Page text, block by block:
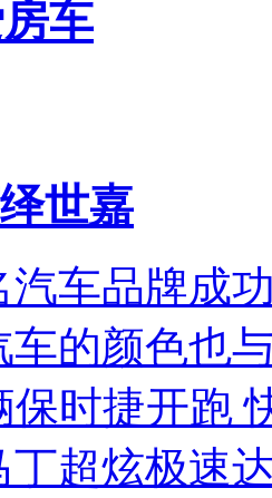
车
世嘉
汽车品牌成
车的颜色也
保时捷开跑
丁超炫极速